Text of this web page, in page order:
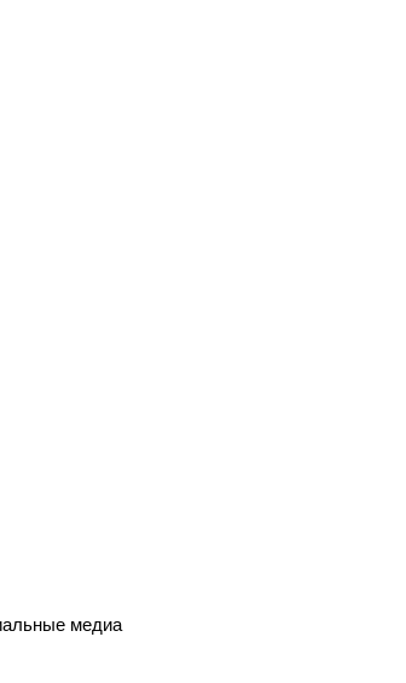
медиа